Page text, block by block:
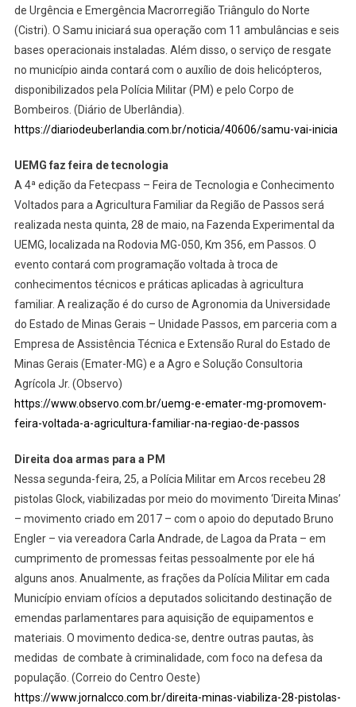
de Urgência e Emergência Macrorregião Triângulo do Norte
(Cistri). O Samu iniciará sua operação com 11 ambulâncias e seis
bases operacionais instaladas. Além disso, o serviço de resgate
no município ainda contará com o auxílio de dois helicópteros,
disponibilizados pela Polícia Militar (PM) e pelo Corpo de
Bombeiros. (Diário de Uberlândia).
https://diariodeuberlandia.com.br/noticia/40606/samu-vai-inicia
UEMG faz feira de tecnologia
A 4ª edição da Fetecpass – Feira de Tecnologia e Conhecimento
Voltados para a Agricultura Familiar da Região de Passos será
realizada nesta quinta, 28 de maio, na Fazenda Experimental da
UEMG, localizada na Rodovia MG-050, Km 356, em Passos. O
evento contará com programação voltada à troca de
conhecimentos técnicos e práticas aplicadas à agricultura
familiar. A realização é do curso de Agronomia da Universidade
do Estado de Minas Gerais – Unidade Passos, em parceria com a
Empresa de Assistência Técnica e Extensão Rural do Estado de
Minas Gerais (Emater-MG) e a Agro e Solução Consultoria
Agrícola Jr. (Observo)
https://www.observo.com.br/uemg-e-emater-mg-promovem-
feira-voltada-a-agricultura-familiar-na-regiao-de-passos
Direita doa armas para a PM
Nessa segunda-feira, 25, a Polícia Militar em Arcos recebeu 28
pistolas Glock, viabilizadas por meio do movimento ‘Direita Minas’
– movimento criado em 2017 – com o apoio do deputado Bruno
Engler – via vereadora Carla Andrade, de Lagoa da Prata – em
cumprimento de promessas feitas pessoalmente por ele há
alguns anos. Anualmente, as frações da Polícia Militar em cada
Município enviam ofícios a deputados solicitando destinação de
emendas parlamentares para aquisição de equipamentos e
materiais. O movimento dedica-se, dentre outras pautas, às
medidas de combate à criminalidade, com foco na defesa da
população. (Correio do Centro Oeste)
https://www.jornalcco.com.br/direita-minas-viabiliza-28-pistolas-